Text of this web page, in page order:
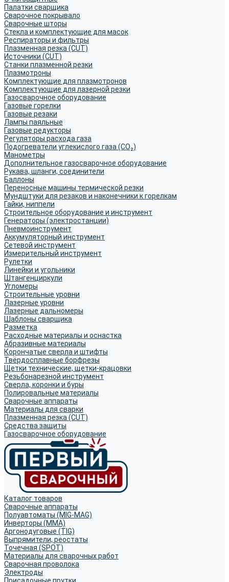
Палатки сварщика
Сварочное покрывало
Сварочные шторы
Стекла и комплектующие для масок
Респираторы и фильтры
Плазменная резка (CUT)
Источники (CUT)
Станки плазменной резки
Плазмотроны
Комплектующие для плазмотронов
Комплектующие для лазерной резки
Газосварочное оборудование
Газовые горелки
Газовые резаки
Лампы паяльные
Газовые редукторы
Регуляторы расхода газа
Подогреватели углекислого газа (CO₂)
Манометры
Дополнительное газосварочное оборудование
Рукава, шланги, соединители
Баллоны
Переносные машины термической резки
Мундштуки для резаков и наконечники к горелкам
Гайки, ниппели
Строительное оборудование и инструмент
Генераторы (электростанции)
Пневмоинструмент
Аккумуляторный инструмент
Сетевой инструмент
Измерительный инструмент
Рулетки
Линейки и угольники
Штангенциркули
Угломеры
Строительные уровни
Лазерные уровни
Лазерные дальномеры
Шаблоны сварщика
Разметка
Расходные материалы и оснастка
Абразивные материалы
Корончатые сверла и штифты
Твёрдосплавные борфрезы
Щетки технические, щетки-крацовки
Резьбонарезной инструмент
Сверла, коронки и буры
Полировальные материалы
Сварочные аппараты
Материалы для сварки
Плазменная резка (CUT)
Средства защиты
Газосварочное оборудование
Каталог товаров
Сварочные аппараты
Полуавтоматы (MIG-MAG)
Инверторы (MMA)
Аргонодуговые (TIG)
Выпрямители, реостаты
Точечная (SPOT)
Материалы для сварочных работ
Сварочная проволока
Электроды